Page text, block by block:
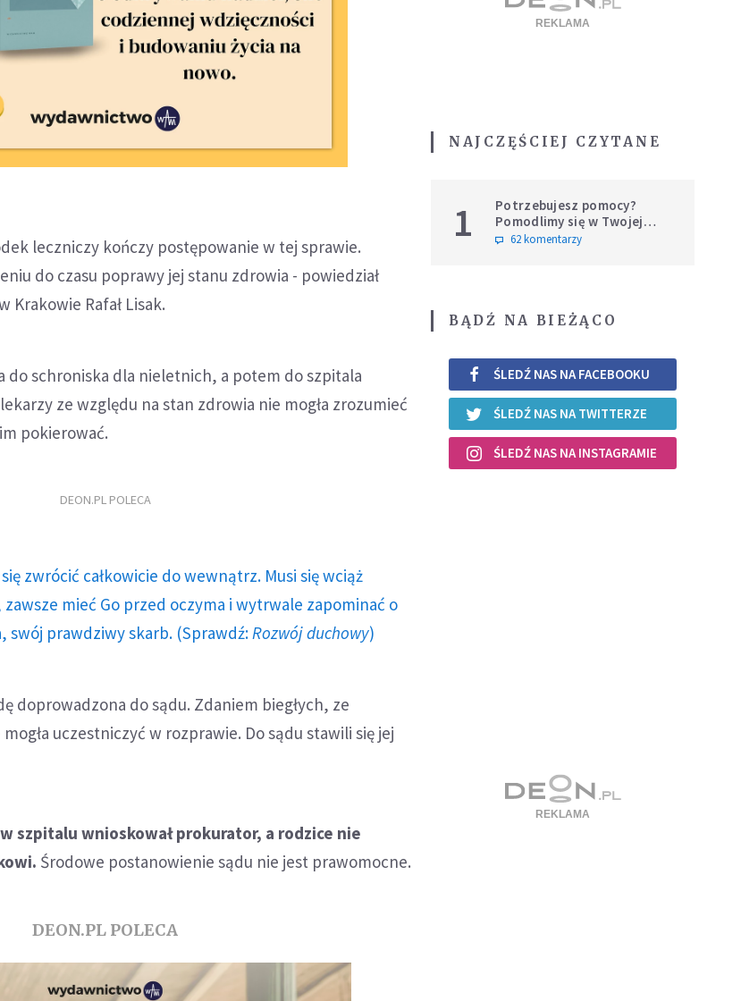
leczniczy kończy postępowanie w tej sprawie.
do czasu poprawy jej stanu zdrowia - powiedział
Krakowie Rafał Lisak.
do schroniska dla nieletnich, a potem do szpitala
ze względu na stan zdrowia nie mogła zrozumieć
pokierować.
DEON.PL POLECA
zwrócić całkowicie do wewnątrz. Musi się wciąż
mieć Go przed oczyma i wytrwale zapominać o
swój prawdziwy skarb. (Sprawdź:Rozwój duchowy)
doprowadzona do sądu. Zdaniem biegłych, ze
uczestniczyć w rozprawie. Do sądu stawili się jej
szpitalu wnioskował prokurator, a rodzice nie
Środowe postanowienie sądu nie jest prawomocne.
DEON.PL POLECA
NAJCZĘŚCIEJ CZYTANE
1
Potrzebujesz pomocy?
Pomodlimy się w Twojej
intencji
62 komentarzy
BĄDŹ NA BIEŻĄCO
ŚLEDŹ NAS NA FACEBOOKU
ŚLEDŹ NAS NA TWITTERZE
ŚLEDŹ NAS NA INSTAGRAMIE